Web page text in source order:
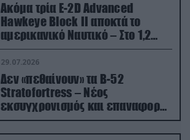
Ακόμα τρία E-2D Advanced
Hawkeye Block II αποκτά το
αμερικανικό Ναυτικό – Στο 1,2
δισ.δολάρια το κόστος
29.07.2026
Δεν «πεθαίνουν» τα Β-52
Stratofortress – Νέος
εκσυγχρονισμός και επαναφορά
από τα «νεκροταφεία»